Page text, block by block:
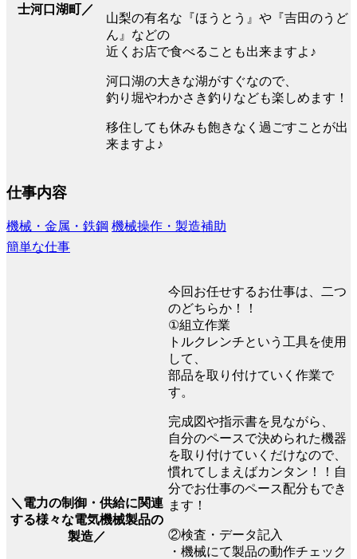
士河口湖町／
山梨の有名な『ほうとう』や『吉田のうど
ん』などの
近くお店で食べることも出来ますよ♪
河口湖の大きな湖がすぐなので、
釣り堀やわかさき釣りなども楽しめます！
移住しても休みも飽きなく過ごすことが出
来ますよ♪
仕事内容
機械・金属・鉄鋼 機械操作・製造補助
簡単な仕事
＼電力の制御・供給に関連
する様々な電気機械製品の
製造／
今回お任せするお仕事は、二つ
のどちらか！！
①組立作業
トルクレンチという工具を使用
して、
部品を取り付けていく作業で
す。
完成図や指示書を見ながら、
自分のペースで決められた機器
を取り付けていくだけなので、
慣れてしまえばカンタン！！自
分でお仕事のペース配分もでき
ます！
②検査・データ記入
・機械にて製品の動作チェック